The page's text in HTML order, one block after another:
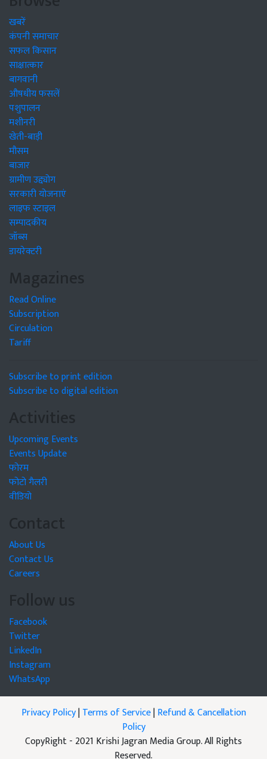
खबरें
कंपनी समाचार
सफल किसान
साक्षात्कार
बागवानी
औषधीय फसलें
पशुपालन
मशीनरी
खेती-बाड़ी
मौसम
बाजार
ग्रामीण उद्द्योग
सरकारी योजनाएं
लाइफ स्टाइल
सम्पादकीय
जॉब्स
डायरेक्टरी
Magazines
Read Online
Subscription
Circulation
Tariff
Subscribe to print edition
Subscribe to digital edition
Activities
Upcoming Events
Events Update
फोरम
फोटो गैलरी
वीडियो
Contact
About Us
Contact Us
Careers
Follow us
Facebook
Twitter
LinkedIn
Instagram
WhatsApp
Privacy Policy|Terms of Service|Refund & Cancellation
Policy
CopyRight - 2021 Krishi Jagran Media Group. All Rights
Reserved.